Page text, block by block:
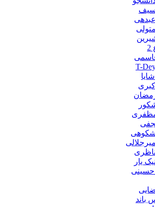
سیف
یار
حسینی
باند